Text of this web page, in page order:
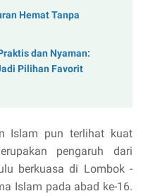
Hemat Tanpa
dan Nyaman:
Pilihan Favorit
Islam pun terlihat kuat
pengaruh dari
berkuasa di Lombok -
Islam pada abad ke-16.